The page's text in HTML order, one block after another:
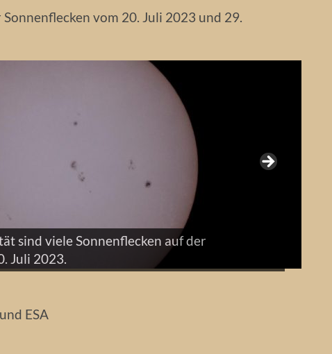
vom 20. Juli 2023 und 29.
sind viele Sonnenflecken auf der
Juli 2023.
ESA